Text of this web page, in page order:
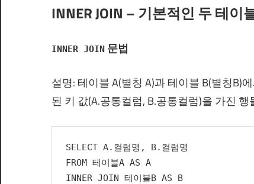
INNER JOIN – 기본적인 두 테이
INNER JOIN 문법
설명: 테이블 A(별칭 A)과 테이블 B(별칭B)
된 키 값(A.공통컬럼, B.공통컬럼)을 가진
SELECT A.컬럼명, B.컬럼명
FROM 테이블A AS A
INNER JOIN 테이블B AS B